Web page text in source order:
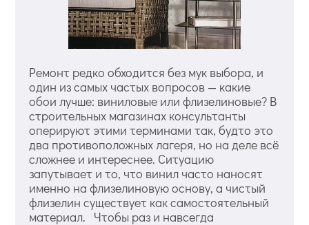
Ремонт редко обходится без мук выбора, и
один из самых частых вопросов — какие
обои лучше: виниловые или флизелиновые? В
строительных магазинах консультанты
оперируют этими терминами так, будто это
два противоположных лагеря, но на деле всё
сложнее и интереснее. Ситуацию
запутывает и то, что винил часто наносят
именно на флизелиновую основу, а чистый
флизелин существует как самостоятельный
материал. Чтобы раз и навсегда